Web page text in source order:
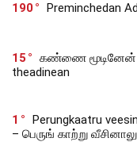
190 Preminchedan
15
கண்ணை மூடினேன்
theadinean
1
Perungkaatru
– பெருங் காற்று